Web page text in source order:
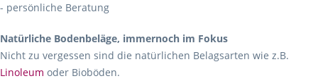
- persönliche Beratung
Natürliche Bodenbeläge, immernoch im Fokus
Nicht zu vergessen sind die natürlichen Belagsarten wie z.B.
Linoleum oder Bioböden.